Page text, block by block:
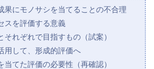
果にモノサシを当てることの不合理
スを評価する意義
それぞれで目指すもの（試案）
用して、形成的評価へ
当てた評価の必要性（再確認）